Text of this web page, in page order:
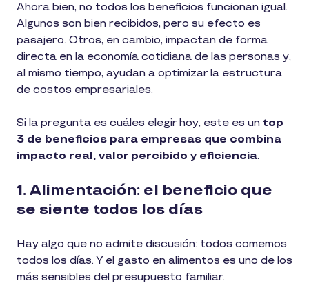
Ahora bien, no todos los beneficios funcionan igual.
Algunos son bien recibidos, pero su efecto es
pasajero. Otros, en cambio, impactan de forma
directa en la economía cotidiana de las personas y,
al mismo tiempo, ayudan a optimizar la estructura
de costos empresariales.
Si la pregunta es cuáles elegir hoy, este es un top
3 de beneficios para empresas que combina
impacto real, valor percibido y eficiencia.
1. Alimentación: el beneficio que
se siente todos los días
Hay algo que no admite discusión: todos comemos
todos los días. Y el gasto en alimentos es uno de los
más sensibles del presupuesto familiar.